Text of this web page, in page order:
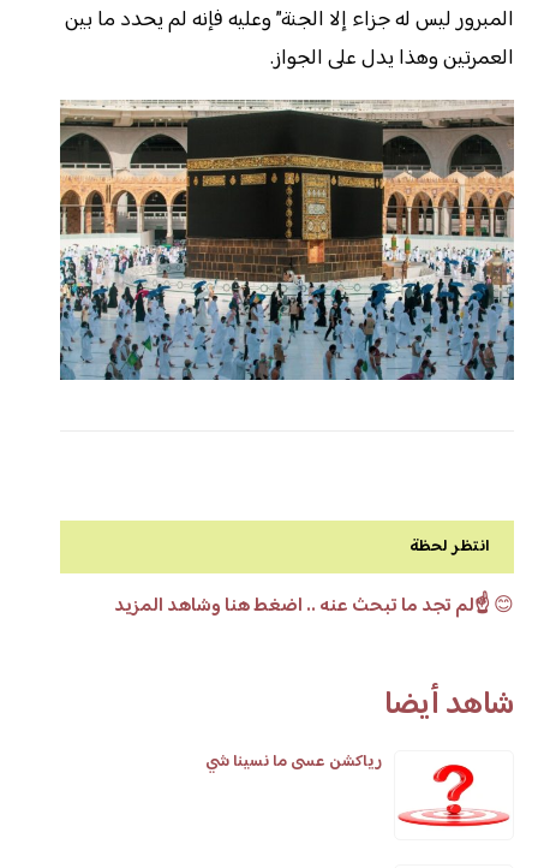
المبرور ليس له جزاء إلا الجنة” وعليه فإنه لم يحدد ما بين
العمرتين وهذا يدل على الجواز.
انتظر لحظة
😊☝️لم تجد ما تبحث عنه .. اضغط هنا وشاهد المزيد
شاهد أيضا
رياكشن عسى ما نسينا شي